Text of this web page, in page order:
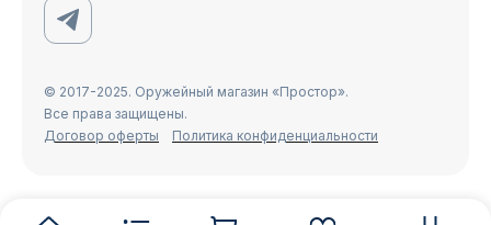
© 2017-2025. Оружейный магазин «Простор».
Все права защищены.
Договор оферты
Политика конфиденциальности